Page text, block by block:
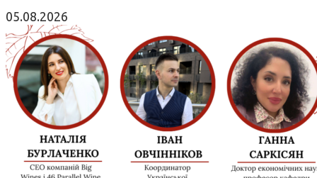
05.08.2026